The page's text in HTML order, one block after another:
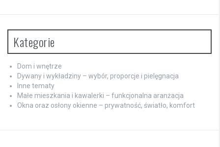
Kategorie
Dom i wnętrze
Dywany i wykładziny – wybór, proporcje i pielęgnacja
Inne tematy
Małe mieszkania i kawalerki – funkcjonalna aranżacja
Okna oraz osłony okienne – prywatność, światło, komfort